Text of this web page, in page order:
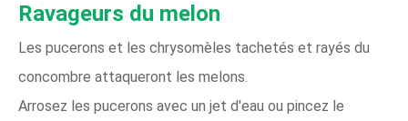
Ravageurs du melon
Les pucerons et les chrysomèles tachetés et rayés du
concombre attaqueront les melons.
Arrosez les pucerons avec un jet d'eau ou pincez le